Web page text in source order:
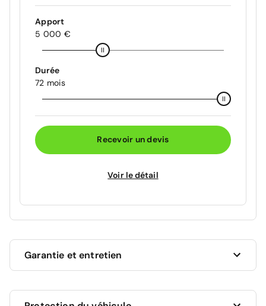
Apport
5 000 €
Durée
72 mois
Recevoir un devis
Voir le détail
Garantie et entretien